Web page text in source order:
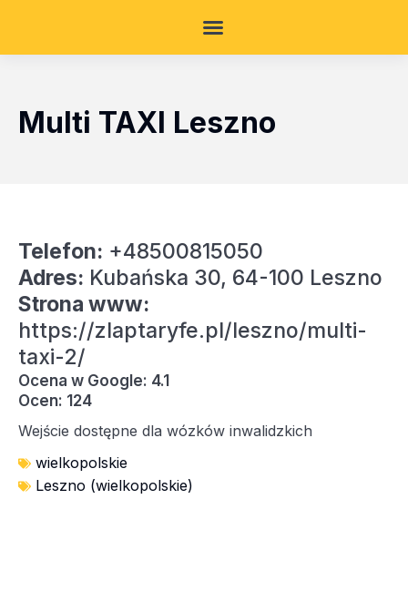
Multi TAXI Leszno
Telefon: +48500815050
Adres: Kubańska 30, 64-100 Leszno
Strona www:
https://zlaptaryfe.pl/leszno/multi-
taxi-2/
Ocena w Google: 4.1
Ocen: 124
Wejście dostępne dla wózków inwalidzkich
wielkopolskie
Leszno (wielkopolskie)